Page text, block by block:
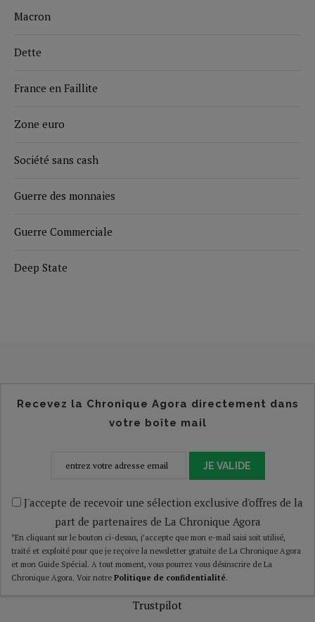
Macron
Dette
France en Faillite
Zone euro
Société sans cash
Guerre des monnaies
Guerre Commerciale
Deep State
Recevez la Chronique Agora directement dans
votre boîte mail
JE VALIDE
J'accepte de recevoir une sélection exclusive d'offres de la
part de partenaires de La Chronique Agora
*En cliquant sur le bouton ci-dessus, j’accepte que mon e-mail saisi soit utilisé,
traité et exploité pour que je reçoive la newsletter gratuite de La Chronique Agora
et mon Guide Spécial. A tout moment, vous pourrez vous désinscrire de La
Chronique Agora. Voir notre Politique de confidentialité.
Trustpilot